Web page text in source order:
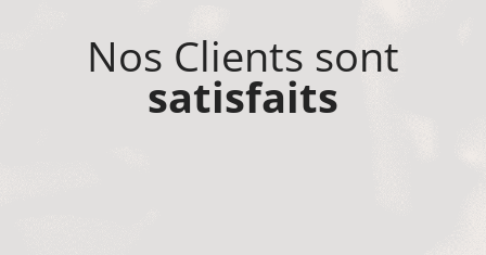
Nos Clients sont
satisfaits